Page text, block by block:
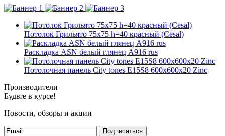
Потолок Грильято 75x75 h=40 красный (Cesal)
Раскладка ASN белый глянец А916 rus
Потолочная панель City tones E15S8 600x600x20 Zinc
Производители
Будьте в курсе!
Новости, обзоры и акции
Подписаться